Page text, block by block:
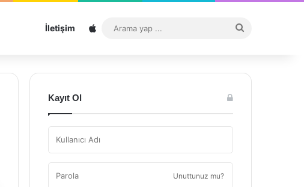
İletişim Sitemap
...
Kayıt Ol
Unuttunuz mu?